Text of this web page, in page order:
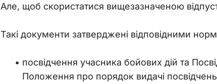
Але, щоб скористатися вищезазначеною
Такі документи затверджені відповідними
посвідчення учасника бойових дій та
Положення про порядок видачі